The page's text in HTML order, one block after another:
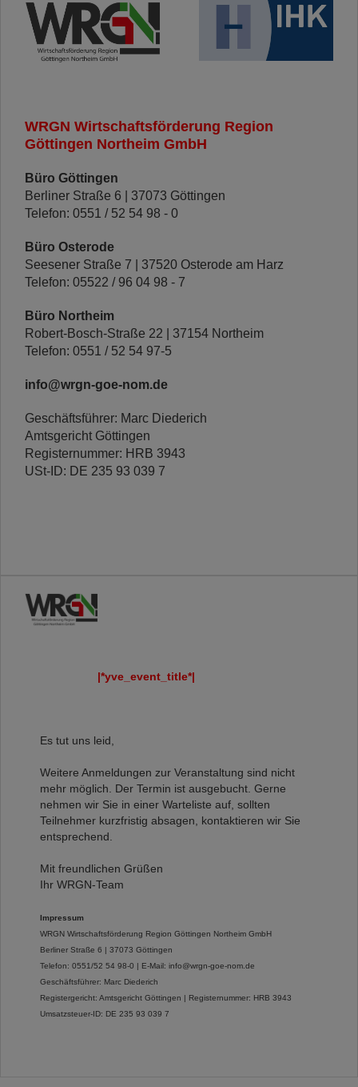
WRGN Wirtschaftsförderung Region
Göttingen Northeim GmbH
Büro Göttingen
Berliner Straße 6 | 37073 Göttingen
Telefon: 0551 / 52 54 98 - 0
Büro Osterode
Seesener Straße 7 | 37520 Osterode am Harz
Telefon: 05522 / 96 04 98 - 7
Büro Northeim
Robert-Bosch-Straße 22 | 37154 Northeim
Telefon: 0551 / 52 54 97-5
info@wrgn-goe-nom.de
Geschäftsführer: Marc Diederich
Amtsgericht Göttingen
Registernummer: HRB 3943
USt-ID: DE 235 93 039 7
|*yve_event_title*|
Es tut uns leid,
Weitere Anmeldungen zur Veranstaltung sind nicht
mehr möglich. Der Termin ist ausgebucht. Gerne
nehmen wir Sie in einer Warteliste auf, sollten
Teilnehmer kurzfristig absagen, kontaktieren wir Sie
entsprechend.
Mit freundlichen Grüßen
Ihr WRGN-Team
Impressum
WRGN Wirtschaftsförderung Region Göttingen Northeim GmbH
Berliner Straße 6 | 37073 Göttingen
Telefon: 0551/52 54 98-0 | E-Mail: info@wrgn-goe-nom.de
Geschäftsführer: Marc Diederich
Registergericht: Amtsgericht Göttingen | Registernummer: HRB 3943
Umsatzsteuer-ID: DE 235 93 039 7